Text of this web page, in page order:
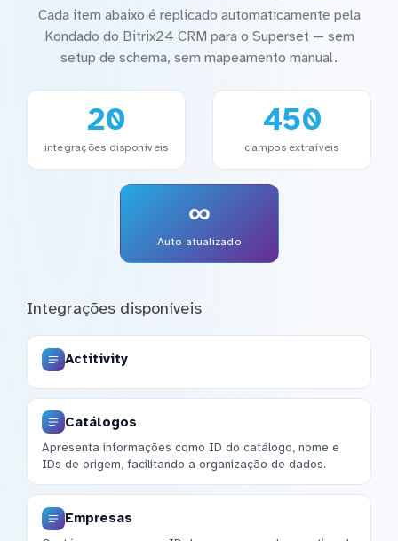
Cada item abaixo é replicado automaticamente pela
Kondado do Bitrix24 CRM para o Superset — sem
setup de schema, sem mapeamento manual.
20
integrações disponíveis
450
campos extraíveis
∞
Auto-atualizado
Integrações disponíveis
Actitivity
Catálogos
Apresenta informações como ID do catálogo, nome e
IDs de origem, facilitando a organização de dados.
Empresas